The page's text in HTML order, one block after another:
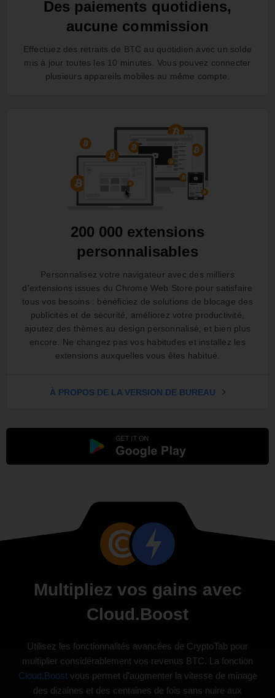
Des paiements quotidiens,
aucune commission
Effectuez des retraits de BTC au quotidien avec un solde
mis à jour toutes les 10 minutes. Vous pouvez connecter
plusieurs appareils mobiles au même compte.
200 000 extensions
personnalisables
Personnalisez votre navigateur avec des milliers
d'extensions issues du Chrome Web Store pour satisfaire
tous vos besoins : bénéficiez de solutions de blocage des
publicités et de sécurité, améliorez votre productivité,
ajoutez des thèmes au design personnalisé, et bien plus
encore. Ne changez pas vos habitudes et installez les
extensions auxquelles vous êtes habitué.
À PROPOS DE LA VERSION DE BUREAU
Multipliez vos gains avec
Cloud.Boost
Utilisez les fonctionnalités avancées de CryptoTab pour
multiplier considérablement vos revenus BTC. La fonction
Cloud.Boostvous permet d'augmenter la vitesse de minage
des dizaines et des centaines de fois sans nuire aux